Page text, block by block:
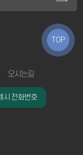
TOP
오시는길
시 전화번호